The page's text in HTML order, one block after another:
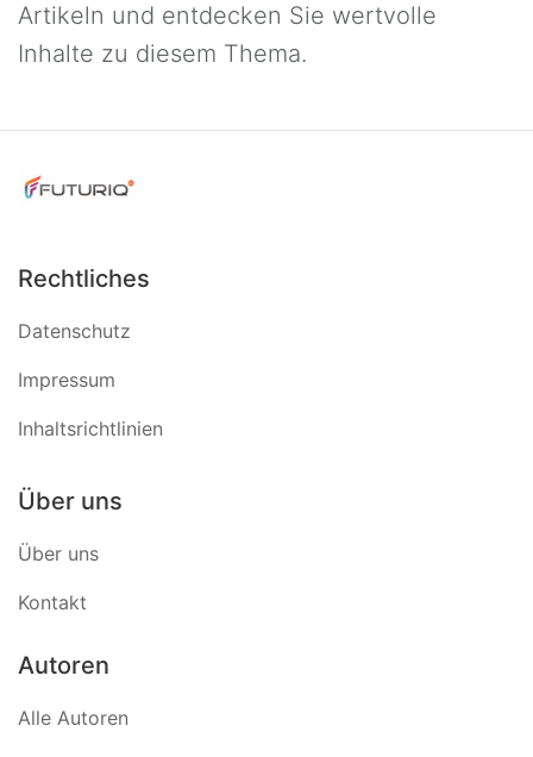
Artikeln und entdecken Sie wertvolle
Inhalte zu diesem Thema.
Rechtliches
Datenschutz
Impressum
Inhaltsrichtlinien
Über uns
Über uns
Kontakt
Autoren
Alle Autoren